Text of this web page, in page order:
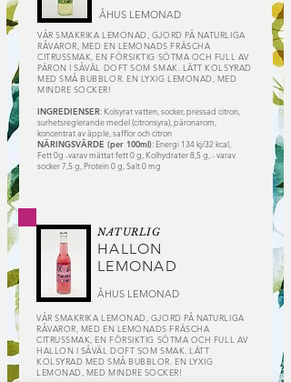
ÅHUS LEMONAD
VÅR SMAKRIKA LEMONAD, GJORD PÅ NATURLIGA
RÅVAROR, MED EN LEMONADS FRÄSCHA
CITRUSSMAK, EN FÖRSIKTIG SÖTMA OCH FULL AV
PÄRON I SÅVÄL DOFT SOM SMAK. LÄTT KOLSYRAD
MED SMÅ BUBBLOR. EN LYXIG LEMONAD, MED
MINDRE SOCKER!
INGREDIENSER: Kolsyrat vatten, socker, pressad citron,
surhetsreglerande medel (citronsyra), päronarom,
koncentrat av äpple, safflor och citron
NÄRINGSVÄRDE (per 100ml): Energi 134 kj/32 kcal,
Fett 0g -varav mättat fett 0 g, Kolhydrater 8,5 g, - varav
socker 7,5 g, Protein 0 g, Salt 0 mg
NATURLIG
HALLON
LEMONAD
ÅHUS LEMONAD
VÅR SMAKRIKA LEMONAD, GJORD PÅ NATURLIGA
RÅVAROR, MED EN LEMONADS FRÄSCHA
CITRUSSMAK, EN FÖRSIKTIG SÖTMA OCH FULL AV
HALLON I SÅVÄL DOFT SOM SMAK. LÄTT
KOLSYRAD MED SMÅ BUBBLOR. EN LYXIG
LEMONAD, MED MINDRE SOCKER!